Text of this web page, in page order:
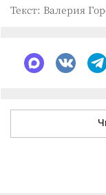
Текст: Валерия